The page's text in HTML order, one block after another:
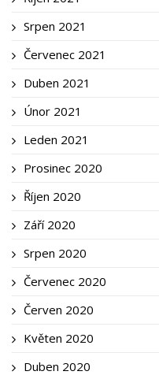
Srpen 2021
Červenec 2021
Duben 2021
Únor 2021
Leden 2021
Prosinec 2020
Říjen 2020
Září 2020
Srpen 2020
Červenec 2020
Červen 2020
Květen 2020
Duben 2020